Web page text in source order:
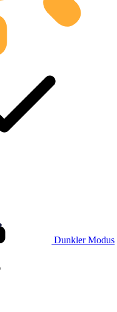
Dunkler Modus